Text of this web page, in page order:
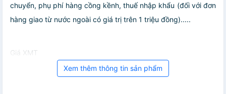
chuyển, phụ phí hàng cồng kềnh, thuế nhập khẩu (đối với đơn
hàng giao từ nước ngoài có giá trị trên 1 triệu đồng).....
Giá XMT
Xem thêm thông tin sản phẩm